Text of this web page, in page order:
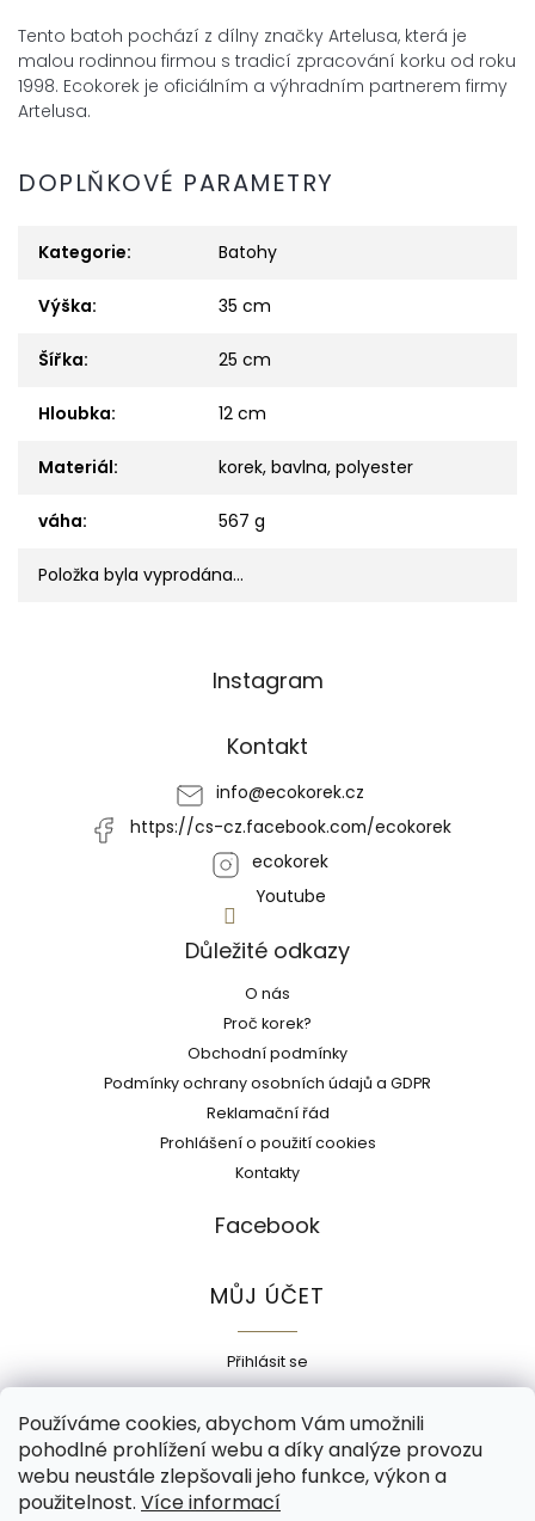
Používáme cookies, abychom Vám umožnili
pohodlné prohlížení webu a díky analýze provozu
webu neustále zlepšovali jeho funkce, výkon a
použitelnost. Více informací
Tento batoh pochází z dílny značky Artelusa, která je
malou rodinnou firmou s tradicí zpracování korku od roku
1998. Ecokorek je oficiálním a výhradním partnerem firmy
Artelusa.
DOPLŇKOVÉ PARAMETRY
Kategorie: Batohy
Výška: 35 cm
Šířka: 25 cm
Hloubka: 12 cm
Materiál: korek, bavlna, polyester
váha: 567 g
Položka byla vyprodána…
Instagram
Kontakt
info@ecokorek.cz
https://cs-cz.facebook.com/ecokorek
ecokorek
Youtube
Důležité odkazy
O nás
Proč korek?
Obchodní podmínky
Podmínky ochrany osobních údajů a GDPR
Reklamační řád
Prohlášení o použití cookies
Kontakty
Facebook
MŮJ ÚČET
Přihlásit se
Registrace
Historie objednávek
Adresy
Odhlásit se